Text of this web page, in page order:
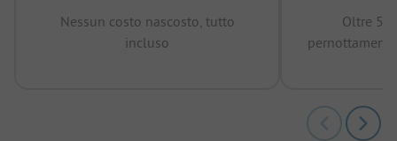
Nessun costo nascosto, tutto
incluso
Oltre